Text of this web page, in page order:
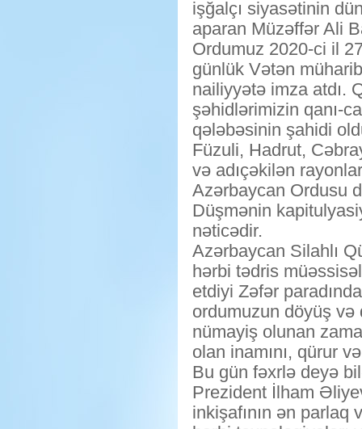
işğalçı siyasətinin
aparan Müzəffər Ali
Ordumuz 2020-ci il
günlük Vətən
nailiyyətə imza atdı.
şəhidlərimizin qanı-
qələbəsinin şahidi
Füzuli, Hadrut,
və adıçəkilən
Azərbaycan Ordusu
Düşmənin
nəticədir.
Azərbaycan Silahlı
hərbi tədris
etdiyi Zəfər
ordumuzun döyüş
nümayiş olunan
olan inamını, qürur
Bu gün fəxrlə deyə
Prezident İlham
inkişafının ən parlaq